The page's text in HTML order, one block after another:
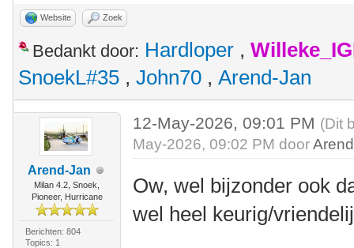
Website Zoek
Bedankt door: Hardloper ,
SnoekL#35 , John70 , Arend-Jan
Arend-Jan
Milan 4.2, Snoek,
Pioneer, Hurricane
Berichten: 804
Topics: 1
12-May-2026, 09:01 PM (Dit
May-2026, 09:02 PM door
Ow, wel bijzonder ook
wel heel keurig/